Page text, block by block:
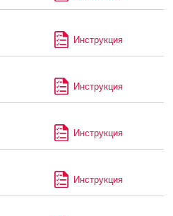
Инструкция
Инструкция
Инструкция
Инструкция